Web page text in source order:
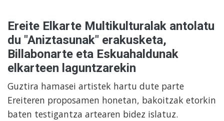
Ereite Elkarte Multikulturalak antolatu
du "Aniztasunak" erakusketa,
Billabonarte eta Eskuahaldunak
elkarteen laguntzarekin
Guztira hamasei artistek hartu dute parte
Ereiteren proposamen honetan, bakoitzak etorkin
baten testigantza artearen bidez islatuz.